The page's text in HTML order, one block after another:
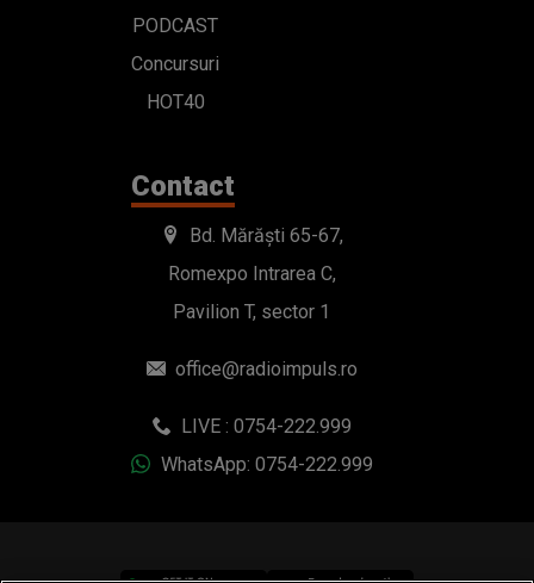
PODCAST
Concursuri
HOT40
Contact
Bd. Mărăști 65-67,
Romexpo Intrarea C,
Pavilion T, sector 1
office@radioimpuls.ro
LIVE : 0754-222.999
WhatsApp: 0754-222.999